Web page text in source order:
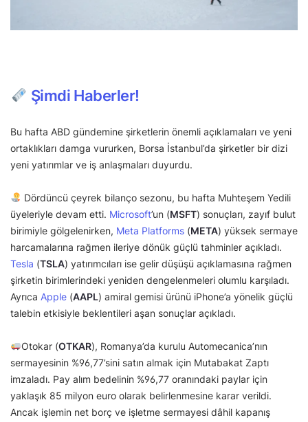
Şimdi Haberler!
Bu hafta ABD gündemine şirketlerin önemli açıklamaları ve yeni
ortaklıkları damga vururken, Borsa İstanbul’da şirketler bir dizi
yeni yatırımlar ve iş anlaşmaları duyurdu.
Dördüncü çeyrek bilanço sezonu, bu hafta Muhteşem Yedili
üyeleriyle devam etti. Microsoft’un (MSFT) sonuçları, zayıf bulut
birimiyle gölgelenirken, Meta Platforms (META) yüksek sermaye
harcamalarına rağmen ileriye dönük güçlü tahminler açıkladı.
Tesla (TSLA) yatırımcıları ise gelir düşüşü açıklamasına rağmen
şirketin birimlerindeki yeniden dengelenmeleri olumlu karşıladı.
Ayrıca Apple (AAPL) amiral gemisi ürünü iPhone’a yönelik güçlü
talebin etkisiyle beklentileri aşan sonuçlar açıkladı.
Otokar (OTKAR), Romanya’da kurulu Automecanica’nın
sermayesinin %96,77’sini satın almak için Mutabakat Zaptı
imzaladı. Pay alım bedelinin %96,77 oranındaki paylar için
yaklaşık 85 milyon euro olarak belirlenmesine karar verildi.
Ancak işlemin net borç ve işletme sermayesi dâhil kapanış